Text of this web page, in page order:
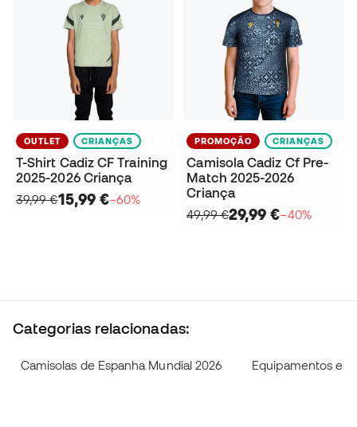
OUTLET CRIANÇAS
T-Shirt Cadiz CF Training
2025-2026 Criança
39,99 €15,99 €−60%
PROMOÇÃO CRIANÇAS
Camisola Cadiz Cf Pre-
Match 2025-2026
Criança
49,99 €29,99 €−40%
Categorias relacionadas:
Camisolas de Espanha Mundial 2026 Equipamentos e